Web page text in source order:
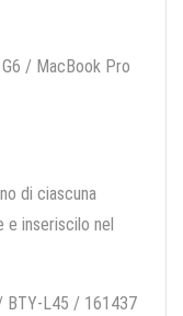
/ MacBook Pro
di ciascuna
inseriscilo nel
BTY-L45 / 161437